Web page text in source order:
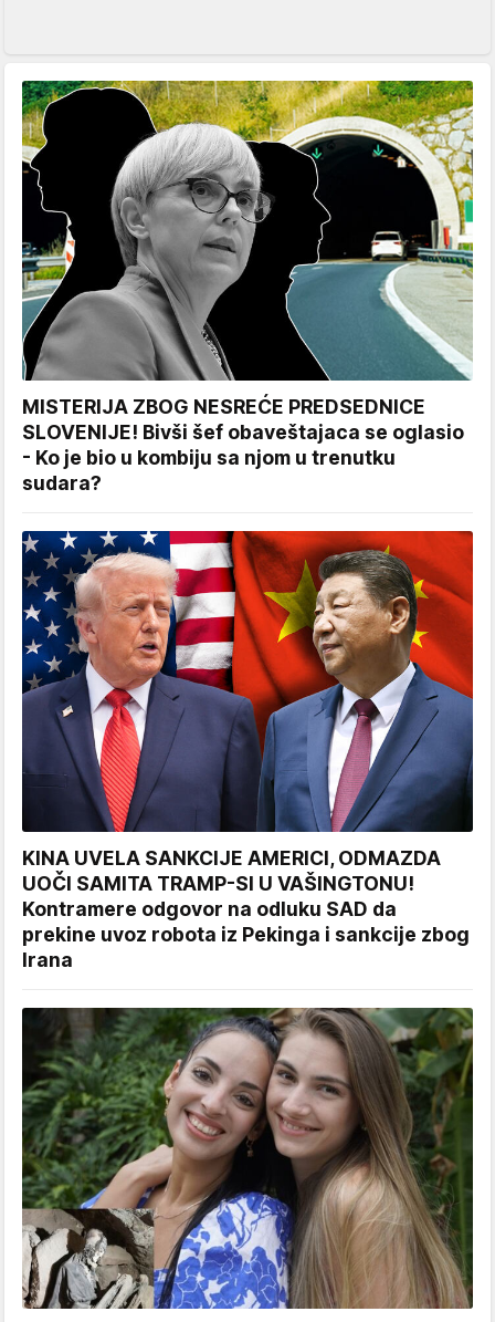
MISTERIJA ZBOG NESREĆE PREDSEDNICE
SLOVENIJE! Bivši šef obaveštajaca se oglasio
- Ko je bio u kombiju sa njom u trenutku
sudara?
KINA UVELA SANKCIJE AMERICI, ODMAZDA
UOČI SAMITA TRAMP-SI U VAŠINGTONU!
Kontramere odgovor na odluku SAD da
prekine uvoz robota iz Pekinga i sankcije zbog
Irana